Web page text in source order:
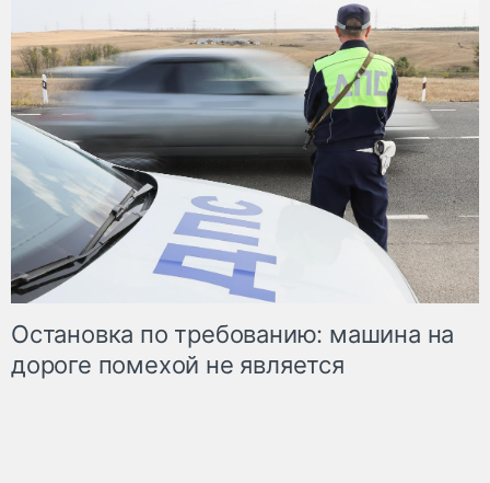
Остановка по требованию: машина на
дороге помехой не является